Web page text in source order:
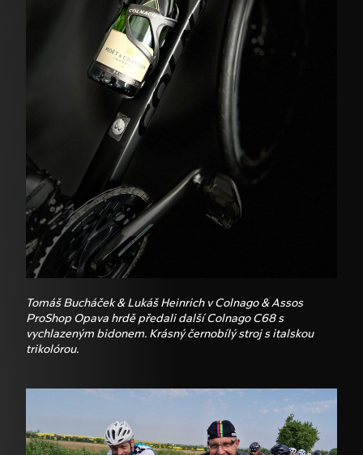
Tomáš Bucháček & Lukáš Heinrich v Colnago & Assos
ProShop Opava hrdě předali další Colnago C68 s
vychlazeným bidonem. Krásný černobílý stroj s italskou
trikolórou.